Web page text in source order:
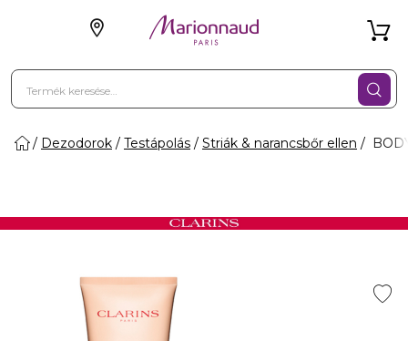
Dezodorok Testápolás Striák & narancsbőr ellen